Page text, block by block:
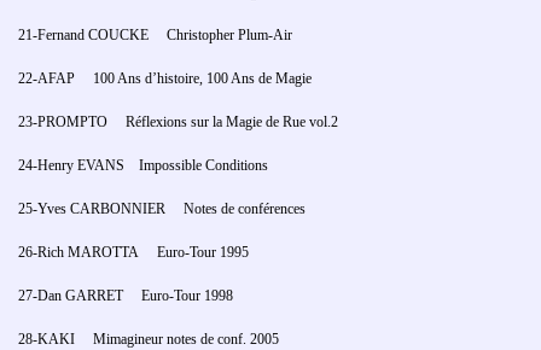
21-Fernand COUCKE Christopher Plum-Air
22-AFAP 100 Ans d’histoire, 100 Ans de Magie
23-PROMPTO Réflexions sur la Magie de Rue vol.2
24-Henry EVANS Impossible Conditions
25-Yves CARBONNIER Notes de conférences
26-Rich MAROTTA Euro-Tour 1995
27-Dan GARRET Euro-Tour 1998
28-KAKI Mimagineur notes de conf. 2005